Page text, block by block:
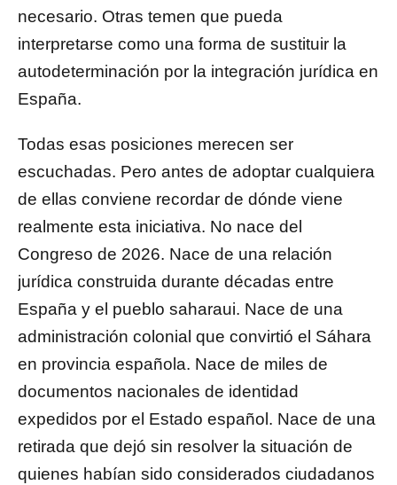
necesario. Otras temen que pueda
interpretarse como una forma de sustituir la
autodeterminación por la integración jurídica en
España.
Todas esas posiciones merecen ser
escuchadas. Pero antes de adoptar cualquiera
de ellas conviene recordar de dónde viene
realmente esta iniciativa. No nace del
Congreso de 2026. Nace de una relación
jurídica construida durante décadas entre
España y el pueblo saharaui. Nace de una
administración colonial que convirtió el Sáhara
en provincia española. Nace de miles de
documentos nacionales de identidad
expedidos por el Estado español. Nace de una
retirada que dejó sin resolver la situación de
quienes habían sido considerados ciudadanos